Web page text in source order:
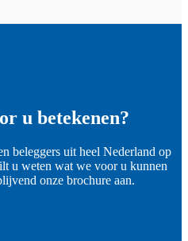
u betekenen?
beleggers uit heel Nederland op
u weten wat we voor u kunnen
onze brochure aan.